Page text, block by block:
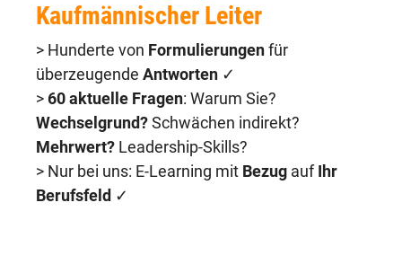
Kaufmännischer Leiter
> Hunderte von Formulierungen für
überzeugende Antworten ✓
> 60 aktuelle Fragen: Warum Sie?
Wechselgrund? Schwächen indirekt?
Mehrwert? Leadership-Skills?
> Nur bei uns: E-Learning mit Bezug auf Ihr
Berufsfeld ✓